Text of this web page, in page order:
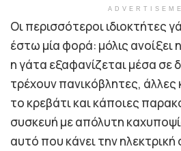
Οι περισσότεροι ιδιοκτήτες
έστω μία φορά: μόλις ανοίξει
η γάτα εξαφανίζεται μέσα σε
τρέχουν πανικόβλητες,
το κρεβάτι και κάποιες
συσκευή με απόλυτη
αυτό που κάνει την